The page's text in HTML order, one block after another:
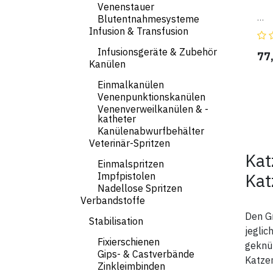
Venenstauer
Blutentnahmesysteme
Infusion & Transfusion
Infusionsgeräte & Zubehör
Kanülen
Einmalkanülen
Venenpunktionskanülen
Venenverweilkanülen & -
katheter
Kanülenabwurfbehälter
Veterinär-Spritzen
Einmalspritzen
Impfpistolen
Nadellose Spritzen
Verbandstoffe
Stabilisation
Fixierschienen
Gips- & Castverbände
Zinkleimbinden
-
-
-
Den